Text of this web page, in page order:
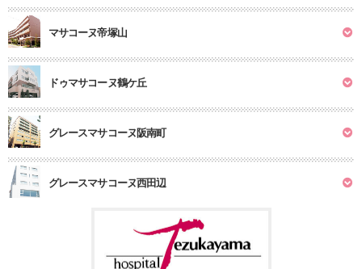
マサコーヌ帝塚山
ドゥマサコーヌ鶴ケ丘
グレースマサコーヌ阪南町
グレースマサコーヌ西田辺